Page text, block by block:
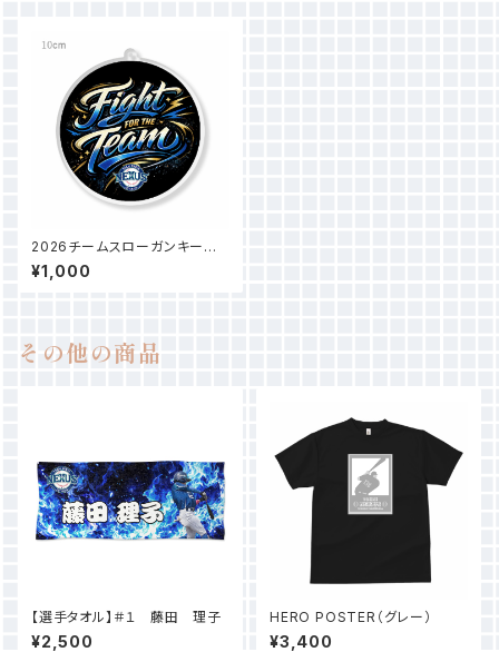
2026チームスローガンキーホ
ルダー
¥1,000
その他の商品
【選手タオル】＃１ 藤田 理子
¥2,500
HERO POSTER（グレー）
¥3,400